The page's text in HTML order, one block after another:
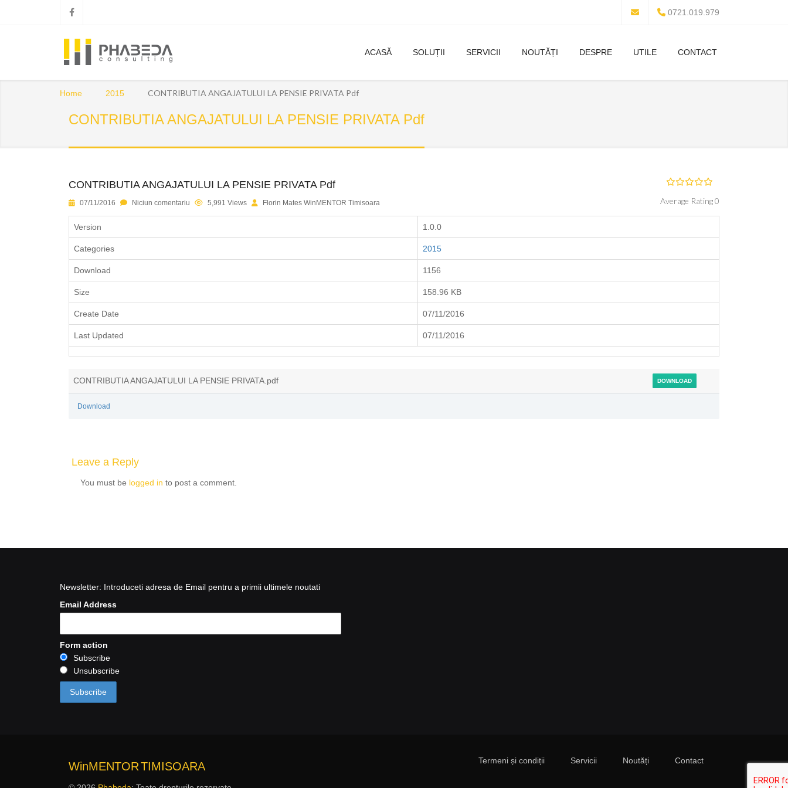
0721.019.979
ACASĂ SOLUȚII SERVICII NOUTĂȚI DESPRE UTILE CONTACT
CONTRIBUTIA ANGAJATULUI LA PENSIE PRIVATA Pdf
Home 2015 CONTRIBUTIA ANGAJATULUI LA PENSIE PRIVATA Pdf
CONTRIBUTIA ANGAJATULUI LA PENSIE PRIVATA Pdf
1 2 3 4 5
Average Rating 0
07/11/2016 Niciun comentariu 5,991 Views Florin Mates WinMENTOR Timisoara
Version 1.0.0
Categories 2015
Download 1156
Size 158.96 KB
Create Date 07/11/2016
Last Updated 07/11/2016
CONTRIBUTIA ANGAJATULUI LA PENSIE PRIVATA.pdf DOWNLOAD
Download
Leave a Reply
You must be logged in to post a comment.
Newsletter: Introduceti adresa de Email pentru a primii ultimele noutati
Email Address
Form action
Subscribe
Unsubscribe
WinMENTORTIMISOARA Termeni și condiții Servicii Noutăți Contact